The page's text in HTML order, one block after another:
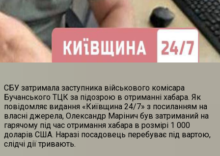
СБУ затримала заступника військового комісара
Бучанського ТЦК за підозрою в отриманні хабара. Як
повідомляє видання «Київщина 24/7» з посиланням на
власні джерела, Олександр Марінич був затриманий на
гарячому під час отримання хабара в розмірі 1 000
доларів США. Наразі посадовець перебуває під вартою,
слідчі дії тривають.